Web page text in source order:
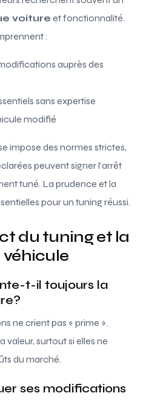
voiture et fonctionnalité.
:
auprès des
sans expertise
modifié
impose des normes strictes,
peuvent signer l’arrêt
tuné. La prudence et la
pour un tuning réussi.
du tuning et la
véhicule
t-il toujours la
ne crient pas « prime ».
valeur, surtout si elles ne
du marché.
ses modifications